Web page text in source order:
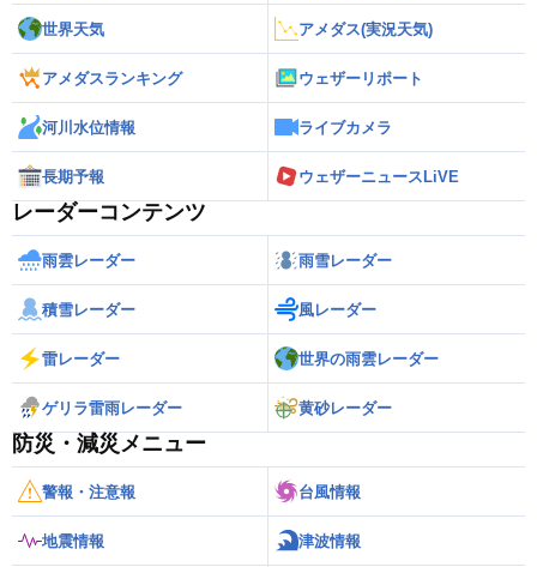
世界天気 アメダス(実況天気)
アメダスランキング ウェザーリポート
河川水位情報 ライブカメラ
長期予報 ウェザーニュースLiVE
レーダーコンテンツ
雨雲レーダー 雨雪レーダー
積雪レーダー 風レーダー
雷レーダー 世界の雨雲レーダー
ゲリラ雷雨レーダー 黄砂レーダー
防災・減災メニュー
警報・注意報 台風情報
地震情報 津波情報